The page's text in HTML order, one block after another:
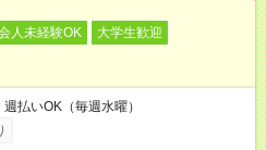
人未経験OK
大学生歓迎
払いOK（毎週水曜）